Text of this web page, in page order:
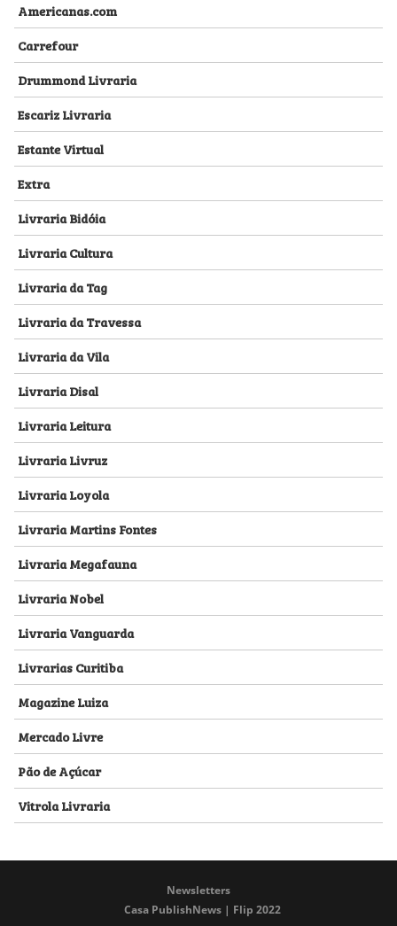
Americanas.com
Carrefour
Drummond Livraria
Escariz Livraria
Estante Virtual
Extra
Livraria Bidóia
Livraria Cultura
Livraria da Tag
Livraria da Travessa
Livraria da Vila
Livraria Disal
Livraria Leitura
Livraria Livruz
Livraria Loyola
Livraria Martins Fontes
Livraria Megafauna
Livraria Nobel
Livraria Vanguarda
Livrarias Curitiba
Magazine Luiza
Mercado Livre
Pão de Açúcar
Vitrola Livraria
Newsletters
Casa PublishNews | Flip 2022